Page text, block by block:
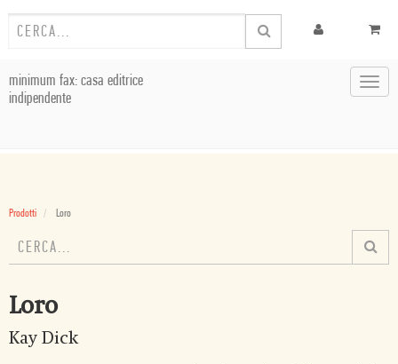
minimum fax: casa editrice
indipendente
Prodotti Loro
Loro
Kay Dick